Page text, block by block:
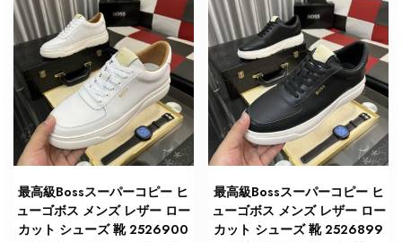
最高級Bossスーパーコピー ヒ
ューゴボス メンズ レザー ロー
カット シューズ 靴 2526900
最高級Bossスーパーコピー ヒ
ューゴボス メンズ レザー ロー
カット シューズ 靴 2526899